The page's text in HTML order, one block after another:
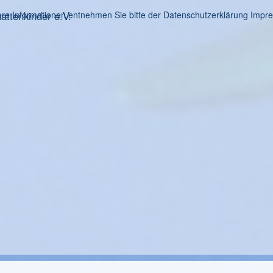
e.V.
Informationen entnehmen Sie bitte der Datenschutzerklärung